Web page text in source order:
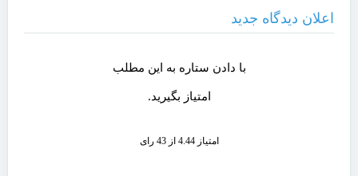
اعلان دیدگاه‌ جدید
با دادن ستاره به این مطلب
امتیاز بگیرید.
امتیاز 4.44 از 43 رای